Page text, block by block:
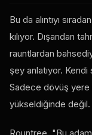
Bu da alıntıyı
kılıyor. Dışarıdan
rauntlardan
şey anlatıyor.
Sadece dövüş
yükseldiğinde